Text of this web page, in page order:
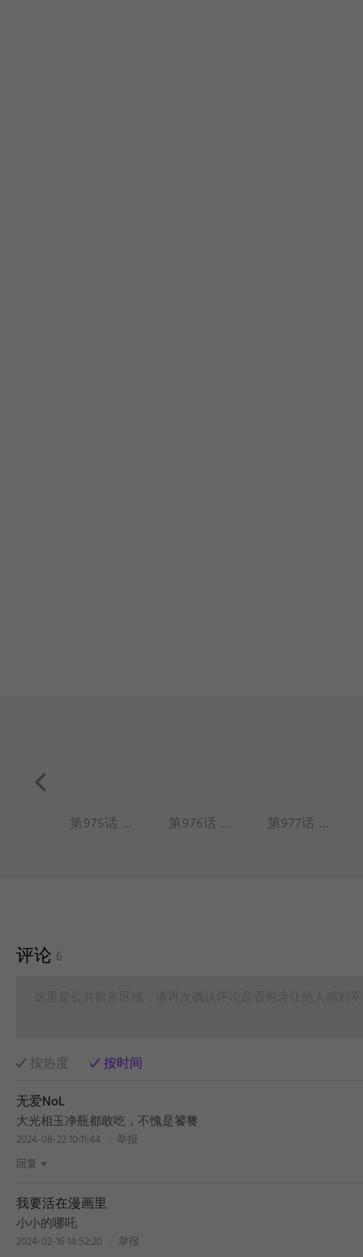
第975话 灾生不测，祸起须臾。 第976话 遇急思旧友，临危托故人。 第977话 伤人不伤脸，揭人不揭短。
评论 6
按热度
按时间
无爱NoL
大光相玉净瓶都敢吃，不愧是饕餮
2024-08-22 10:11:44
举报
回复
我要活在漫画里
小小的哪吒
2024-02-16 14:52:20
举报